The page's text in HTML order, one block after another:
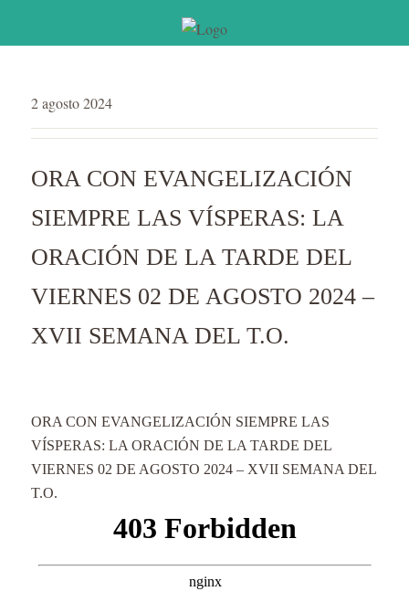
2 agosto 2024
ORA CON EVANGELIZACIÓN
SIEMPRE LAS VÍSPERAS: LA
ORACIÓN DE LA TARDE DEL
VIERNES 02 DE AGOSTO 2024 –
XVII SEMANA DEL T.O.
ORA CON EVANGELIZACIÓN SIEMPRE LAS
VÍSPERAS: LA ORACIÓN DE LA TARDE DEL
VIERNES 02 DE AGOSTO 2024 – XVII SEMANA DEL
T.O.